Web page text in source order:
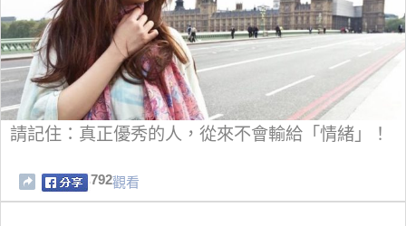
請記住：真正優秀的人，從來不會輸給「情緒」！
792觀看